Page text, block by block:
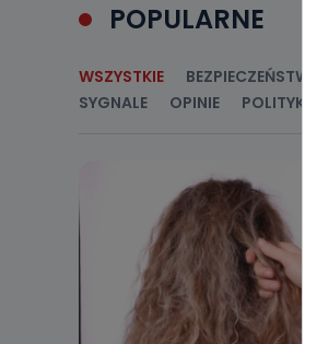
POPULARNE
WSZYSTKIE BEZPIECZEŃSTWO
SYGNALE
OPINIE POLITYKA